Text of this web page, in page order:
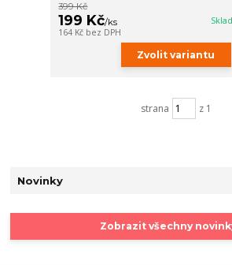
399 Kč
199 Kč/ks
164 Kč bez DPH
Zvolit variantu
strana z 1
Novinky
Zobrazit všechny